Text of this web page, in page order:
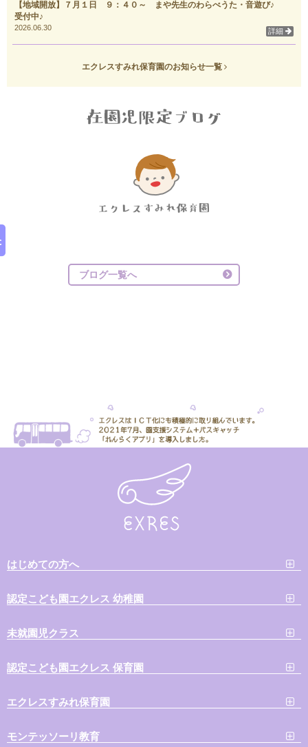
【地域開放】７月１日 ９：４０～ まや先生のわらべうた・音遊び♪
受付中♪
2026.06.30 詳細
エクレスすみれ保育園のお知らせ一覧
ブログ一覧へ
はじめての方へ
認定こども園エクレス 幼稚園
未就園児クラス
認定こども園エクレス 保育園
エクレスすみれ保育園
モンテッソーリ教育